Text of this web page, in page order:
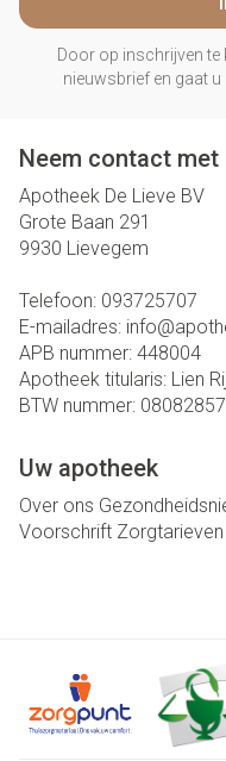
Door op inschrijven
nieuwsbrief en gaat
Neem contact met
Apotheek De Lieve BV
Grote Baan 291
9930 Lievegem
Telefoon: 093725707
E-mailadres: info@
APB nummer: 448004
Apotheek titularis: Lien
BTW nummer:
Uw apotheek
Over ons
Voorschrift Zorgtarieven